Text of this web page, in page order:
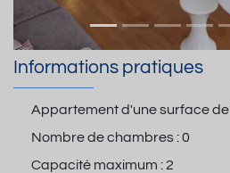
Informations pratiques
Appartement d'une surface de
Nombre de chambres :0
Capacité maximum :2